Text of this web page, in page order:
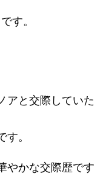
す。
アと交際していた
。
やかな交際歴です